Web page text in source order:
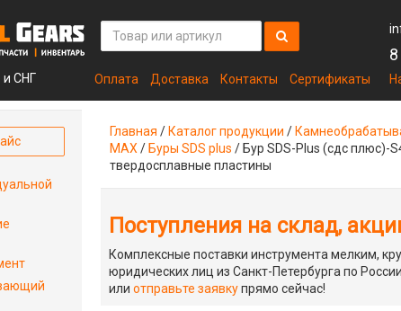
и СНГ Оплата Доставка Контакты Сертификаты
Главная / Каталог продукции /
MAX / Буры SDS plus / Бур SDS-Plus (сдс плюс)-
твердосплавные пластины
Поступления на склад,
Комплексные поставки инструмента мелким,
юридических лиц из Санкт-Петербурга по
или отправьте заявкупрямо сейчас!